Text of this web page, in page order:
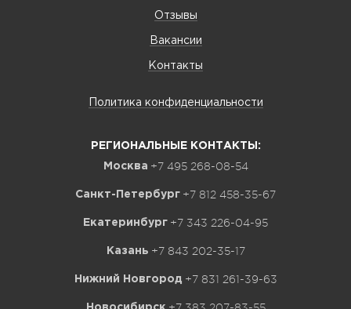
Отзывы
Вакансии
Контакты
Политика конфиденциальности
РЕГИОНАЛЬНЫЕ КОНТАКТЫ:
Москва +7 495 268-08-54
Санкт-Петербург +7 812 458-35-67
Екатеринбург +7 343 226-04-95
Казань +7 843 202-35-17
Нижний Новгород +7 831 261-39-63